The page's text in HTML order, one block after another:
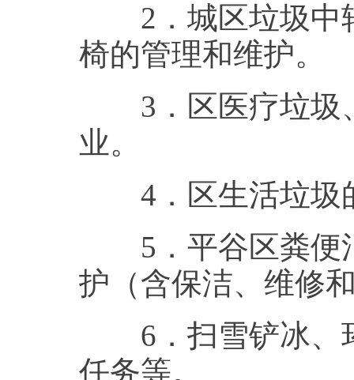
2．城区垃圾中
椅的管理和维护。
3．区医疗垃圾
业。
4．区生活垃圾
5．平谷区粪便
护（含保洁、维修
6．扫雪铲冰、
任务等。